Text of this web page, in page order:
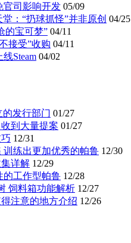
官司影响开发 05/09
堂：“扔球抓怪”并非原创 04/25
的宝可梦” 04/11
接受”收购 04/11
Steam 04/02
的发行部门 01/27
到大量提案 01/27
12/31
训练出更加优秀的帕鲁 12/30
详解 12/29
的工作型帕鲁 12/28
饲料箱功能解析 12/27
注意的地方介绍 12/26